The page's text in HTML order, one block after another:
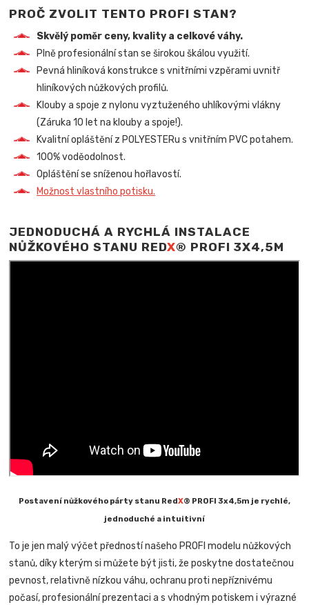
PROČ ZVOLIT TENTO PROFI STAN?
Skvělý poměr ceny, kvality a celkové váhy.
Plně profesionální stan se širokou škálou využití.
Pevná hliníková konstrukce s vnitřními vzpěrami uvnitř
hliníkových nůžkových profilů.
Klouby a spoje z nylonu vyztuženého uhlíkovými vlákny
(Záruka 10 let na klouby a spoje!).
Kvalitní opláštění z POLYESTERu s vnitřním PVC potahem.
100% voděodolnost.
Opláštění se sníženou hořlavostí.
Možnost vlastního potisku.
JEDNODUCHÁ A RYCHLÁ INSTALACE
NŮŽKOVÉHO STANU REDX® PROFI 3X4,5M
Postavení nůžkového párty stanu Red X® PROFI 3x4,5m je rychlé,
jednoduché a intuitivní
To je jen malý výčet předností našeho PROFI modelu nůžkových
stanů, díky kterým si můžete být jisti, že poskytne dostatečnou
pevnost, relativně nízkou váhu, ochranu proti nepříznivému
počasí, profesionální prezentaci a s vhodným potiskem i výrazné